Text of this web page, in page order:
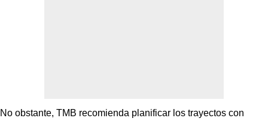
No obstante, TMB recomienda planificar los trayectos con